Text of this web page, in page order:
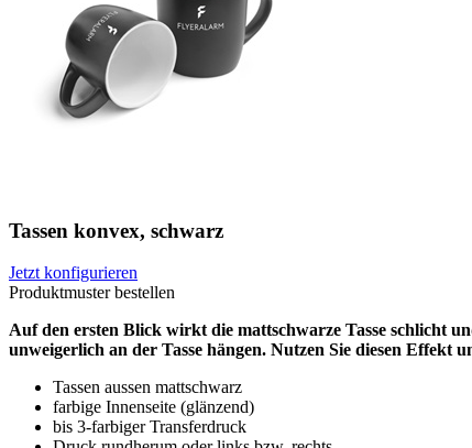
Tassen konvex, schwarz
Jetzt konfigurieren
Produktmuster bestellen
Auf den ersten Blick wirkt die mattschwarze Tasse schlicht
unweigerlich an der Tasse hängen. Nutzen Sie diesen Effekt
Tassen aussen mattschwarz
farbige Innenseite (glänzend)
bis 3-farbiger Transferdruck